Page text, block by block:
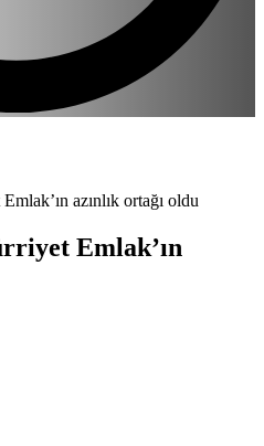
azınlık ortağı oldu
Emlak’ın